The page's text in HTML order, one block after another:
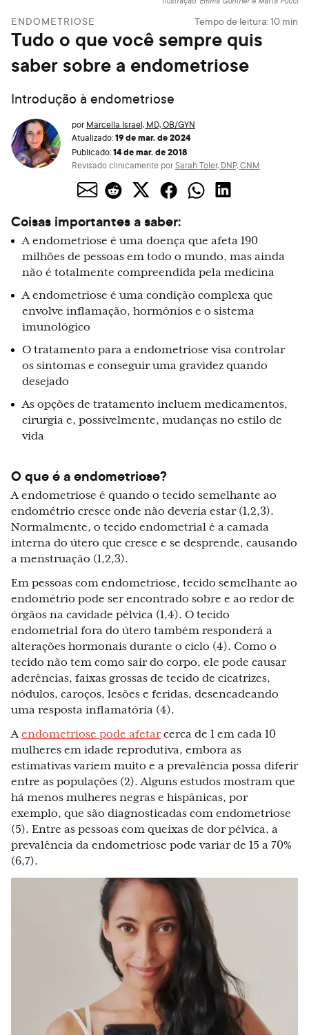
ENDOMETRIOSE Tempo de leitura: 10 min
Tudo o que você sempre quis
saber sobre a endometriose
Introdução à endometriose
por Marcella Israel, MD, OB/GYN
Atualizado:19 de mar. de 2024
Publicado:14 de mar. de 2018
Revisado clinicamente porSarah Toler, DNP, CNM
Coisas importantes a saber:
A endometriose é uma doença que afeta 190
milhões de pessoas em todo o mundo, mas ainda
não é totalmente compreendida pela medicina
A endometriose é uma condição complexa que
envolve inflamação, hormônios e o sistema
imunológico
O tratamento para a endometriose visa controlar
os sintomas e conseguir uma gravidez quando
desejado
As opções de tratamento incluem medicamentos,
cirurgia e, possivelmente, mudanças no estilo de
vida
O que é a endometriose?
A endometriose é quando o tecido semelhante ao
endométrio cresce onde não deveria estar (1,2,3).
Normalmente, o tecido endometrial é a camada
interna do útero que cresce e se desprende, causando
a menstruação (1,2,3).
Em pessoas com endometriose, tecido semelhante ao
endométrio pode ser encontrado sobre e ao redor de
órgãos na cavidade pélvica (1,4). O tecido
endometrial fora do útero também responderá a
alterações hormonais durante o ciclo (4). Como o
tecido não tem como sair do corpo, ele pode causar
aderências, faixas grossas de tecido de cicatrizes,
nódulos, caroços, lesões e feridas, desencadeando
uma resposta inflamatória (4).
Aendometriose pode afetarcerca de 1 em cada 10
mulheres em idade reprodutiva, embora as
estimativas variem muito e a prevalência possa diferir
entre as populações (2). Alguns estudos mostram que
há menos mulheres negras e hispânicas, por
exemplo, que são diagnosticadas com endometriose
(5). Entre as pessoas com queixas de dor pélvica, a
prevalência da endometriose pode variar de 15 a 70%
(6,7).